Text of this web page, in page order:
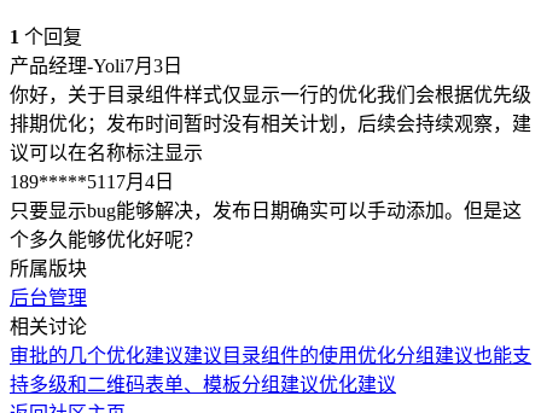
1 个回复
产品经理-Yoli7月3日
你好，关于目录组件样式仅显示一行的优化我们会根据优先级
排期优化；发布时间暂时没有相关计划，后续会持续观察，建
议可以在名称标注显示
189*****511 7月4日
只要显示bug能够解决，发布日期确实可以手动添加。但是这
个多久能够优化好呢？
所属版块
后台管理
相关讨论
审批的几个优化建议建议目录组件的使用优化分组建议也能支
持多级和二维码表单、模板分组建议优化建议